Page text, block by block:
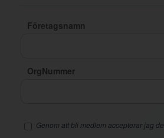
Företagsnamn
OrgNummer
Genom att bli medlem accepterar jag de